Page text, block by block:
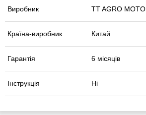
Виробник TT AGRO MOTO
Країна-виробник Китай
Гарантія 6 місяців
Інструкція Ні